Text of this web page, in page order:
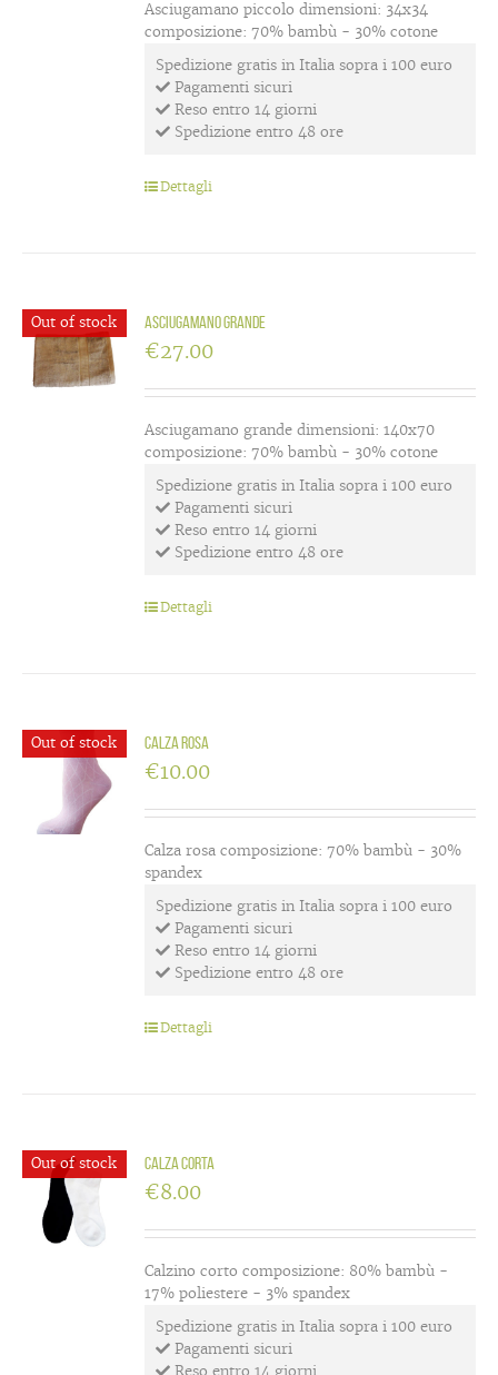
Asciugamano piccolo dimensioni: 34x34
composizione: 70% bambù - 30% cotone
Spedizione gratis in Italia sopra i 100 euro
Pagamenti sicuri
Reso entro 14 giorni
Spedizione entro 48 ore
Dettagli
Out of stock Asciugamano grande
€27.00
Asciugamano grande dimensioni: 140x70
composizione: 70% bambù - 30% cotone
Spedizione gratis in Italia sopra i 100 euro
Pagamenti sicuri
Reso entro 14 giorni
Spedizione entro 48 ore
Dettagli
Out of stock Calza rosa
€10.00
Calza rosa composizione: 70% bambù - 30%
spandex
Spedizione gratis in Italia sopra i 100 euro
Pagamenti sicuri
Reso entro 14 giorni
Spedizione entro 48 ore
Dettagli
Out of stock Calza corta
€8.00
Calzino corto composizione: 80% bambù -
17% poliestere - 3% spandex
Spedizione gratis in Italia sopra i 100 euro
Pagamenti sicuri
Reso entro 14 giorni